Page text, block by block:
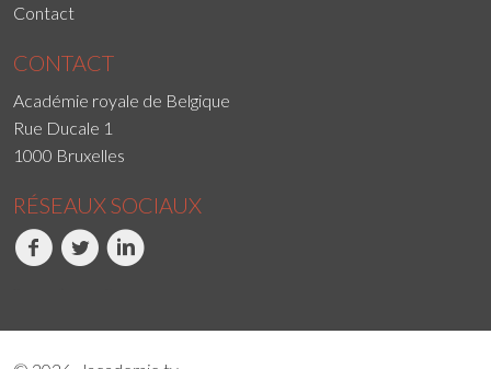
Contact
CONTACT
Académie royale de Belgique
Rue Ducale 1
1000 Bruxelles
RÉSEAUX SOCIAUX